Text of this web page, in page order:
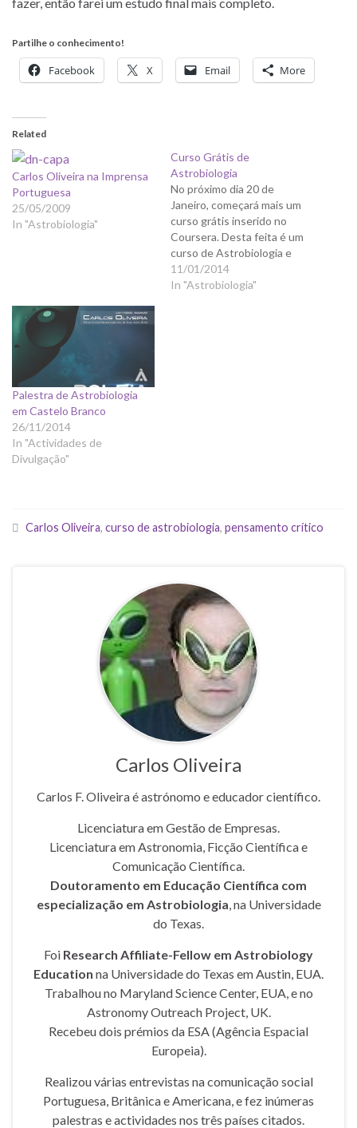
Partilhe o conhecimento!
Facebook X Email More
Related
Carlos Oliveira na Imprensa
Portuguesa
25/05/2009
In "Astrobiologia"
Curso Grátis de
Astrobiologia
No próximo dia 20 de
Janeiro, começará mais um
curso grátis inserido no
Coursera. Desta feita é um
curso de Astrobiologia e
será ministrado pelo
professor Charles Cockell da
11/01/2014
In "Astrobiologia"
Palestra de Astrobiologia
em Castelo Branco
26/11/2014
In "Actividades de
Divulgação"
Carlos Oliveira, curso de astrobiologia, pensamento crítico
Carlos Oliveira
Carlos F. Oliveira é astrónomo e educador científico.
Licenciatura em Gestão de Empresas.
Licenciatura em Astronomia, Ficção Científica e
Comunicação Científica.
Doutoramento em Educação Científica com
especialização em Astrobiologia, na Universidade
do Texas.
Foi Research Affiliate-Fellow em Astrobiology
Education na Universidade do Texas em Austin, EUA.
Trabalhou no Maryland Science Center, EUA, e no
Astronomy Outreach Project, UK.
Recebeu dois prémios da ESA (Agência Espacial
Europeia).
Realizou várias entrevistas na comunicação social
Portuguesa, Britânica e Americana, e fez inúmeras
palestras e actividades nos três países citados.